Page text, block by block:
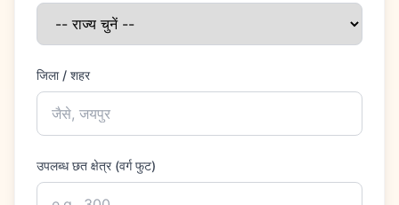
जिला / शहर
उपलब्ध छत क्षेत्र (वर्ग फुट)